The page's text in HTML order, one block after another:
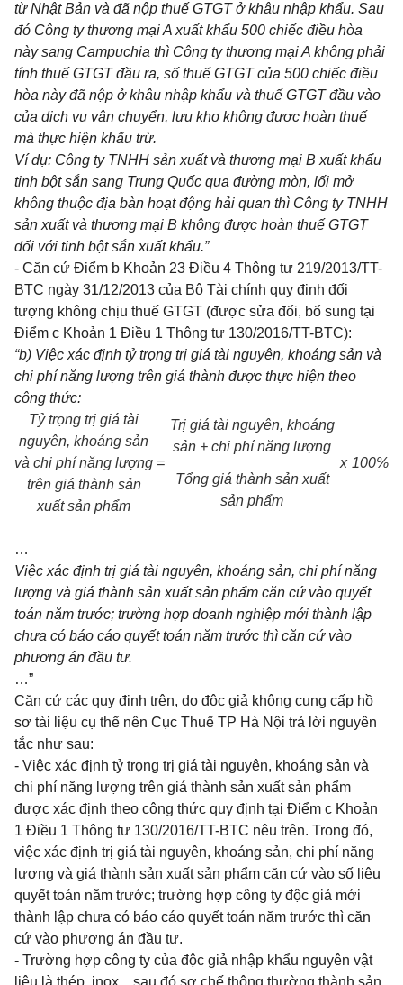
từ Nhật Bản và đã nộp thuế GTGT ở khâu nhập khẩu. Sau
đó Công ty thương mại A xuất khẩu 500 chiếc điều hòa
này sang Campuchia thì Công ty thương mại A không phải
tính thuế GTGT đầu ra, số thuế GTGT của 500 chiếc điều
hòa này đã nộp ở khâu nhập khẩu và thuế GTGT đầu vào
của dịch vụ vận chuyển, lưu kho không được hoàn thuế
mà thực hiện khấu trừ.
Ví dụ: Công ty TNHH sản xuất và thương mại B xuất khẩu
tinh bột sắn sang Trung Quốc qua đường mòn, lối mở
không thuộc địa bàn hoạt động hải quan thì Công ty TNHH
sản xuất và thương mại B không được hoàn thuế GTGT
đối với tinh bột sắn xuất khẩu.”
- Căn cứ Điểm b Khoản 23 Điều 4 Thông tư 219/2013/TT-
BTC ngày 31/12/2013 của Bộ Tài chính quy định đối
tượng không chịu thuế GTGT (được sửa đổi, bổ sung tại
Điểm c Khoản 1 Điều 1 Thông tư 130/2016/TT-BTC):
“b) Việc xác định tỷ trọng trị giá tài nguyên, khoáng sản và
chi phí năng lượng trên giá thành được thực hiện theo
công thức:
Tỷ trọng trị giá tài
nguyên, khoáng sản
và chi phí năng lượng
trên giá thành sản
xuất sản phẩm
=
Trị giá tài nguyên, khoáng
sản + chi phí năng lượng
x 100%
Tổng giá thành sản xuất
sản phẩm
…
Việc xác định trị giá tài nguyên, khoáng sản, chi phí năng
lượng và giá thành sản xuất sản phẩm căn cứ vào quyết
toán năm trước; trường hợp doanh nghiệp mới thành lập
chưa có báo cáo quyết toán năm trước thì căn cứ vào
phương án đầu tư.
…”
Căn cứ các quy định trên, do độc giả không cung cấp hồ
sơ tài liệu cụ thể nên Cục Thuế TP Hà Nội trả lời nguyên
tắc như sau:
- Việc xác định tỷ trọng trị giá tài nguyên, khoáng sản và
chi phí năng lượng trên giá thành sản xuất sản phẩm
được xác định theo công thức quy định tại Điểm c Khoản
1 Điều 1 Thông tư 130/2016/TT-BTC nêu trên. Trong đó,
việc xác định trị giá tài nguyên, khoáng sản, chi phí năng
lượng và giá thành sản xuất sản phẩm căn cứ vào số liệu
quyết toán năm trước; trường hợp công ty độc giả mới
thành lập chưa có báo cáo quyết toán năm trước thì căn
cứ vào phương án đầu tư.
- Trường hợp công ty của độc giả nhập khẩu nguyên vật
liệu là thép, inox... sau đó sơ chế thông thường thành sản